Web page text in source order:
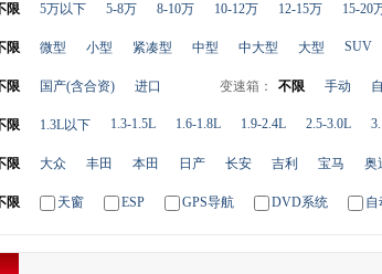
限 5万以下 5-8万 8-10万 10-12万 12-15万 15-20
限 微型 小型 紧凑型 中型 中大型 大型 SUV
限 国产(含合资) 进口 变速箱： 不限 手动
限 1.3L以下 1.3-1.5L 1.6-1.8L 1.9-2.4L 2.5-3.0L
限 大众 丰田 本田 日产 长安 吉利 宝马 奥
限 天窗 ESP GPS导航 DVD系统 自